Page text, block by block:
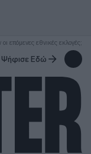
επόμενες εθνικές εκλογές;
Ψήφισε Εδώ